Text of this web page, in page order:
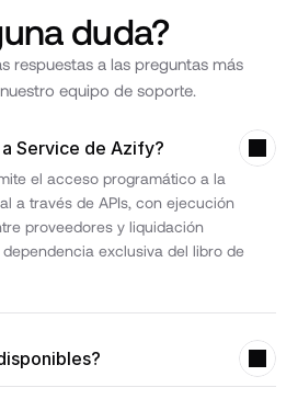
duda?
respuestas a las preguntas más
equipo de soporte.
Service de Azify?
el acceso programático a la
a través de APIs, con ejecución
proveedores y liquidación
exclusiva del libro de
operaciones con Bitcoin, USDT y